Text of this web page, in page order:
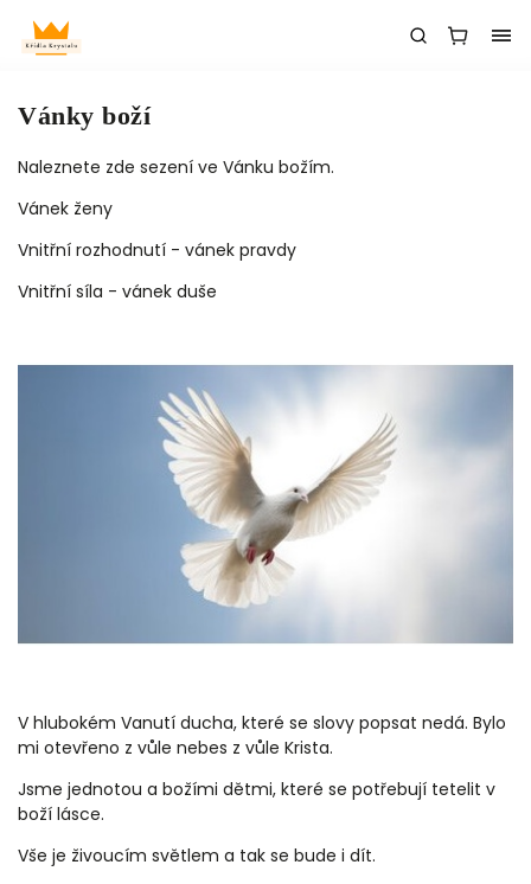
Vánky boží
Naleznete zde sezení ve Vánku božím.
Vánek ženy
Vnitřní rozhodnutí - vánek pravdy
Vnitřní síla - vánek duše
V hlubokém Vanutí ducha, které se slovy popsat nedá. Bylo
mi otevřeno z vůle nebes z vůle Krista.
Jsme jednotou a božími dětmi, které se potřebují tetelit v
boží lásce.
Vše je živoucím světlem a tak se bude i dít.